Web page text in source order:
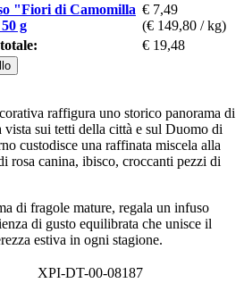
"Fiori di Camomilla
g
€ 7,49
(€ 149,80 / kg)
€ 19,48
raffigura uno storico panorama di
vista sui tetti della città e sul Duomo di
custodisce una raffinata miscela alla
rosa canina, ibisco, croccanti pezzi di
di fragole mature, regala un infuso
di gusto equilibrata che unisce il
estiva in ogni stagione.
XPI-DT-00-08187